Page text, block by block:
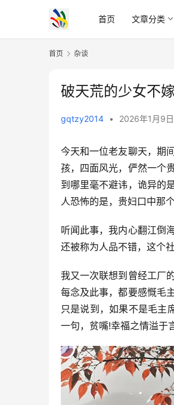
首页 文章分类
首页 杂谈
破天荒的少女不
gqtzy2014 • 2026年1月9
今天和一位老友聊天，期
孩，四面风光，俨然一个
到哪里毫不避讳，诡异的
人恐怖的是，贵妇口中那
听闻此事，我内心翻江倒
还被称为人品不错，这个
我又一次联想到曾经工厂
每念及此事，都要感慨毛
只是说到，如果不是毛主
一句，贫嘴!幸福之情溢于